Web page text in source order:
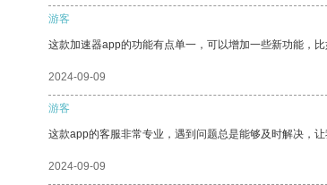
游客
这款加速器app的功能有点单一，可以增加一些新功能，比
2024-09-09
游客
这款app的客服非常专业，遇到问题总是能够及时解决，让
2024-09-09